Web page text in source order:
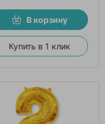
В корзину
Купить в 1 клик